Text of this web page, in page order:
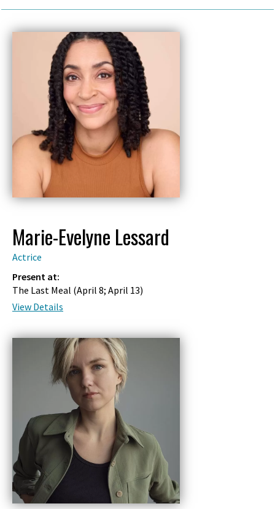
Marie-Evelyne Lessard
Actrice
Present at:
The Last Meal (April 8; April 13)
View Details